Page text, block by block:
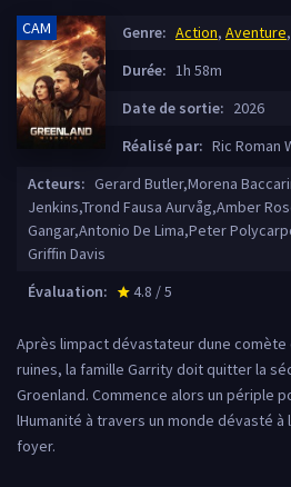
CAM Genre: Action, Aventure,
Durée: 1h 58m
Date de sortie: 2026
Réalisé par: Ric Roman
Acteurs: Gerard Butler,Morena
Jenkins,Trond Fausa Aurvåg,Amber
Gangar,Antonio De Lima,Peter
Griffin Davis
Évaluation:
star_rate
4.8 / 5
Après limpact dévastateur dune comète
ruines, la famille Garrity doit quitter la
Groenland. Commence alors un périple
lHumanité à travers un monde dévasté à
foyer.